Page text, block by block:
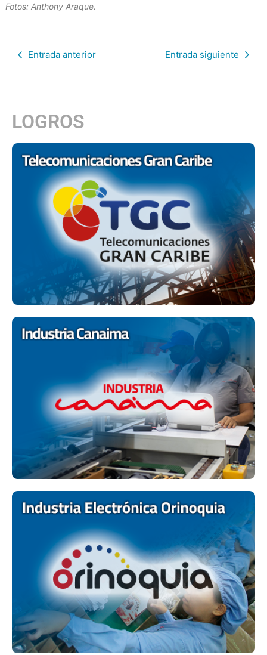
Fotos: Anthony Araque.
Entrada anterior Entrada siguiente
LOGROS